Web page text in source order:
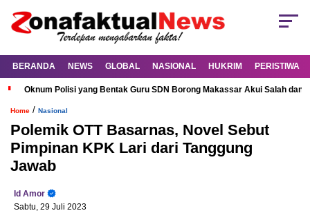
BERANDA NEWS GLOBAL NASIONAL HUKRIM PERISTIWA
Oknum Polisi yang Bentak Guru SDN Borong Makassar Akui Salah dan
Home / Nasional
Polemik OTT Basarnas, Novel Sebut
Pimpinan KPK Lari dari Tanggung
Jawab
Id Amor
Sabtu, 29 Juli 2023